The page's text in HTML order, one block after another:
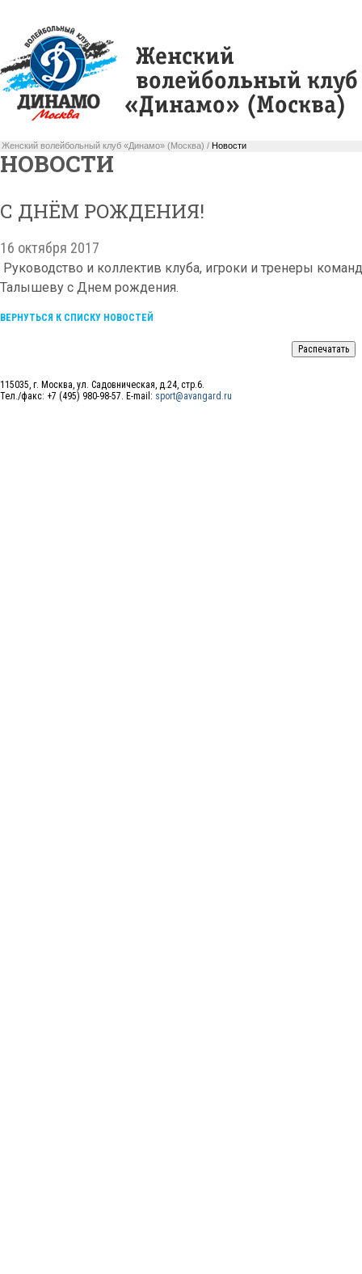
Женский волейбольный клуб «Динамо» (Москва) / Новости
НОВОСТИ
С ДНЁМ РОЖДЕНИЯ!
16 октября 2017
Руководство и коллектив клуба, игроки и тренеры
Талышеву с Днем рождения.
ВЕРНУТЬСЯ К СПИСКУ НОВОСТЕЙ
115035, г. Москва, ул. Садовническая, д.24, стр.6.
Тел./факс: +7 (495) 980-98-57. E-mail: sport@avangard.ru